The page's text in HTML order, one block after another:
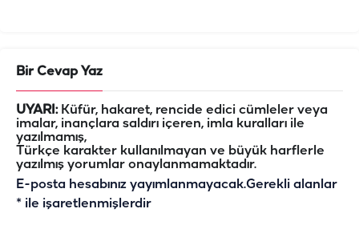
Bir Cevap Yaz
UYARI:Küfür, hakaret, rencide edici cümleler veya
imalar, inançlara saldırı içeren, imla kuralları ile
yazılmamış,
Türkçe karakter kullanılmayan ve büyük harflerle
yazılmış yorumlar onaylanmamaktadır.
E-posta hesabınız yayımlanmayacak.Gerekli alanlar
* ile işaretlenmişlerdir